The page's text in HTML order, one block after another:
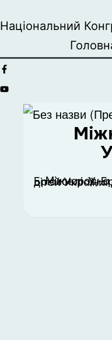
Національний
Міжнародна солідарність заради майбутнього: